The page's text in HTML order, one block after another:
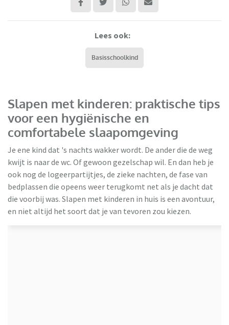
Lees ook:
Basisschoolkind
HBeds
Slapen met kinderen: praktische tips
voor een hygiënische en
comfortabele slaapomgeving
Je ene kind dat 's nachts wakker wordt. De ander die de weg
kwijt is naar de wc. Of gewoon gezelschap wil. En dan heb je
ook nog de logeerpartijtjes, de zieke nachten, de fase van
bedplassen die opeens weer terugkomt net als je dacht dat
die voorbij was. Slapen met kinderen in huis is een avontuur,
en niet altijd het soort dat je van tevoren zou kiezen.